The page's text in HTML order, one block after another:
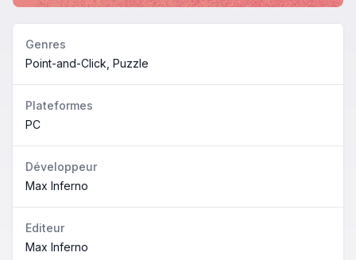
Genres
Point-and-Click, Puzzle
Plateformes
PC
Développeur
Max Inferno
Editeur
Max Inferno